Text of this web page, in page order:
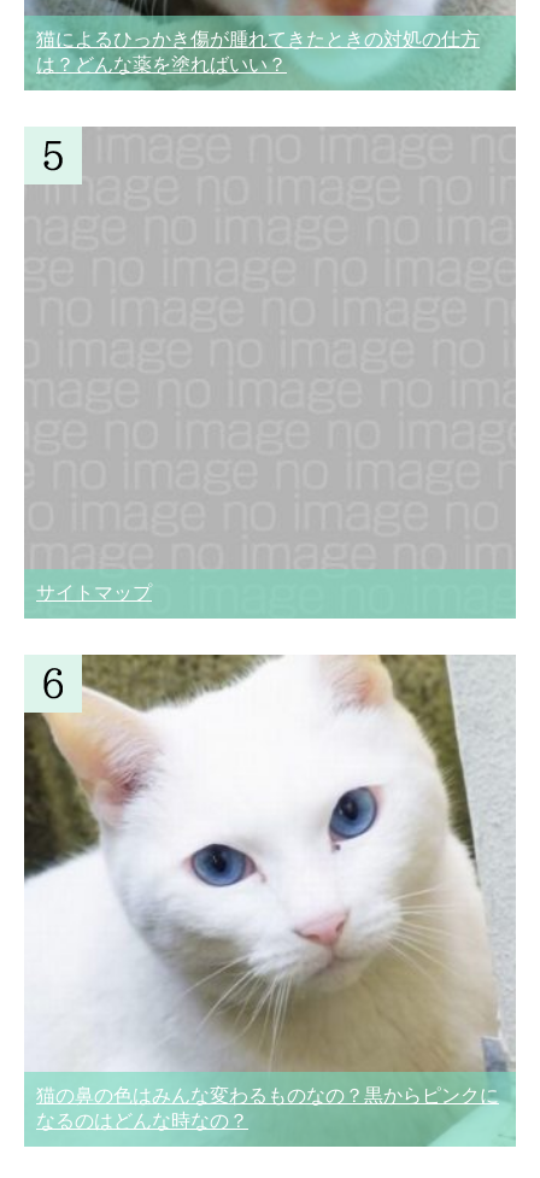
猫によるひっかき傷が腫れてきたときの対処の仕方
は？どんな薬を塗ればいい？
サイトマップ
猫の鼻の色はみんな変わるものなの？黒からピンクに
なるのはどんな時なの？